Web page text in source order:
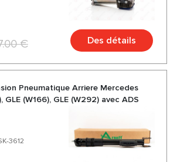
€ Des détails
Pneumatique Arriere Mercedes
GLE (W166), GLE (W292) avec ADS
3612